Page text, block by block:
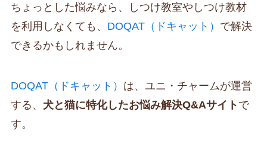
ちょっとした悩みなら、しつけ教室やしつけ教材
を利用しなくても、 DOQAT（ドキャット） で解決
できるかもしれません。
DOQAT（ドキャット） は、ユニ・チャームが運営
する、 犬と猫に特化したお悩み解決Q&Aサイト で
す。